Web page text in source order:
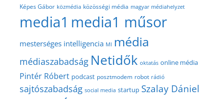
Képes Gábor közmédia közösségi média magyar médiahelyzet
media1 media1 műsor
mesterséges intelligencia MI média
médiaszabadság Netidők oktatás online média
Pintér Róbert podcast posztmodem robot rádió
sajtószabadság social media startup Szalay Dániel